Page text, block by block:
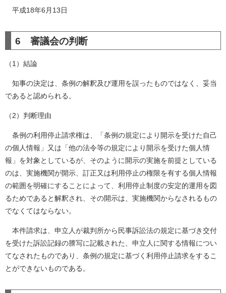
平成18年6月13日
6 審議会の判断
（1）結論
知事の決定は、条例の解釈及び運用を誤ったものではなく、妥当
であると認められる。
（2）判断理由
条例の利用停止請求権は、「条例の規定により開示を受けた自己
の個人情報」又は「他の法令等の規定により開示を受けた個人情
報」を対象としているが、そのように開示の実施を前提としている
のは、実施機関が開示、訂正又は利用停止の権限を有する個人情報
の範囲を明確にすることによって、利用停止制度の安定的運用を図
るためであると解釈され、その開示は、実施機関からなされるもの
でなくてはならない。
本件請求は、申立人が裁判所から民事訴訟法の規定に基づき交付
を受けた訴訟記録の謄写に記載された、申立人に関する情報につい
てなされたものであり、条例の規定に基づく利用停止請求をするこ
とができないものである。